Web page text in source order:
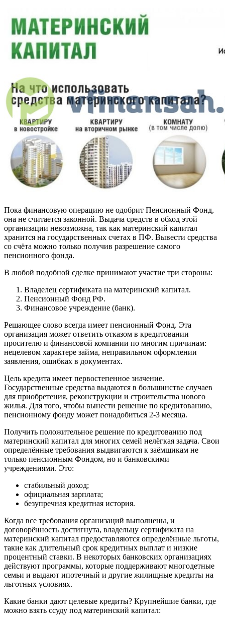
Пока финансовую операцию не одобрит Пенсионный Фонд,
она не считается законной. Выдача средств в обход этой
организации невозможна, так как материнский капитал
хранится на государственных счетах в ПФ. Вывести средства
со счёта можно только получив разрешение самого
пенсионного фонда.
В любой подобной сделке принимают участие три стороны:
Владелец сертификата на материнский капитал.
Пенсионный Фонд РФ.
Финансовое учреждение (банк).
Решающее слово всегда имеет пенсионный Фонд. Эта
организация может ответить отказом в кредитовании
просителю и финансовой компании по многим причинам:
нецелевом характере займа, неправильном оформлении
заявления, ошибках в документах.
Цель кредита имеет первостепенное значение.
Государственные средства выдаются в большинстве случаев
для приобретения, реконструкции и строительства нового
жилья. Для того, чтобы вынести решение по кредитованию,
пенсионному фонду может понадобиться 2-3 месяца.
Получить положительное решение по кредитованию под
материнский капитал для многих семей нелёгкая задача. Свои
определённые требования выдвигаются к заёмщикам не
только пенсионным Фондом, но и банковскими
учреждениями. Это:
стабильный доход;
официальная зарплата;
безупречная кредитная история.
Когда все требования организаций выполнены, и
договорённость достигнута, владельцу сертификата на
материнский капитал предоставляются определённые льготы,
такие как длительный срок кредитных выплат и низкие
процентный ставки. В некоторых банковских организациях
действуют программы, которые поддерживают многодетные
семьи и выдают ипотечный и другие жилищные кредиты на
льготных условиях.
Какие банки дают целевые кредиты? Крупнейшие банки, где
можно взять ссуду под материнский капитал: